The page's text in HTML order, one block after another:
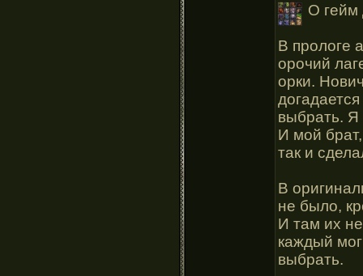
О гейм
В прологе
орочий
орки.
выбрать. Я
И мой
так и
В
не было,
И там их
каждый
выбрать.